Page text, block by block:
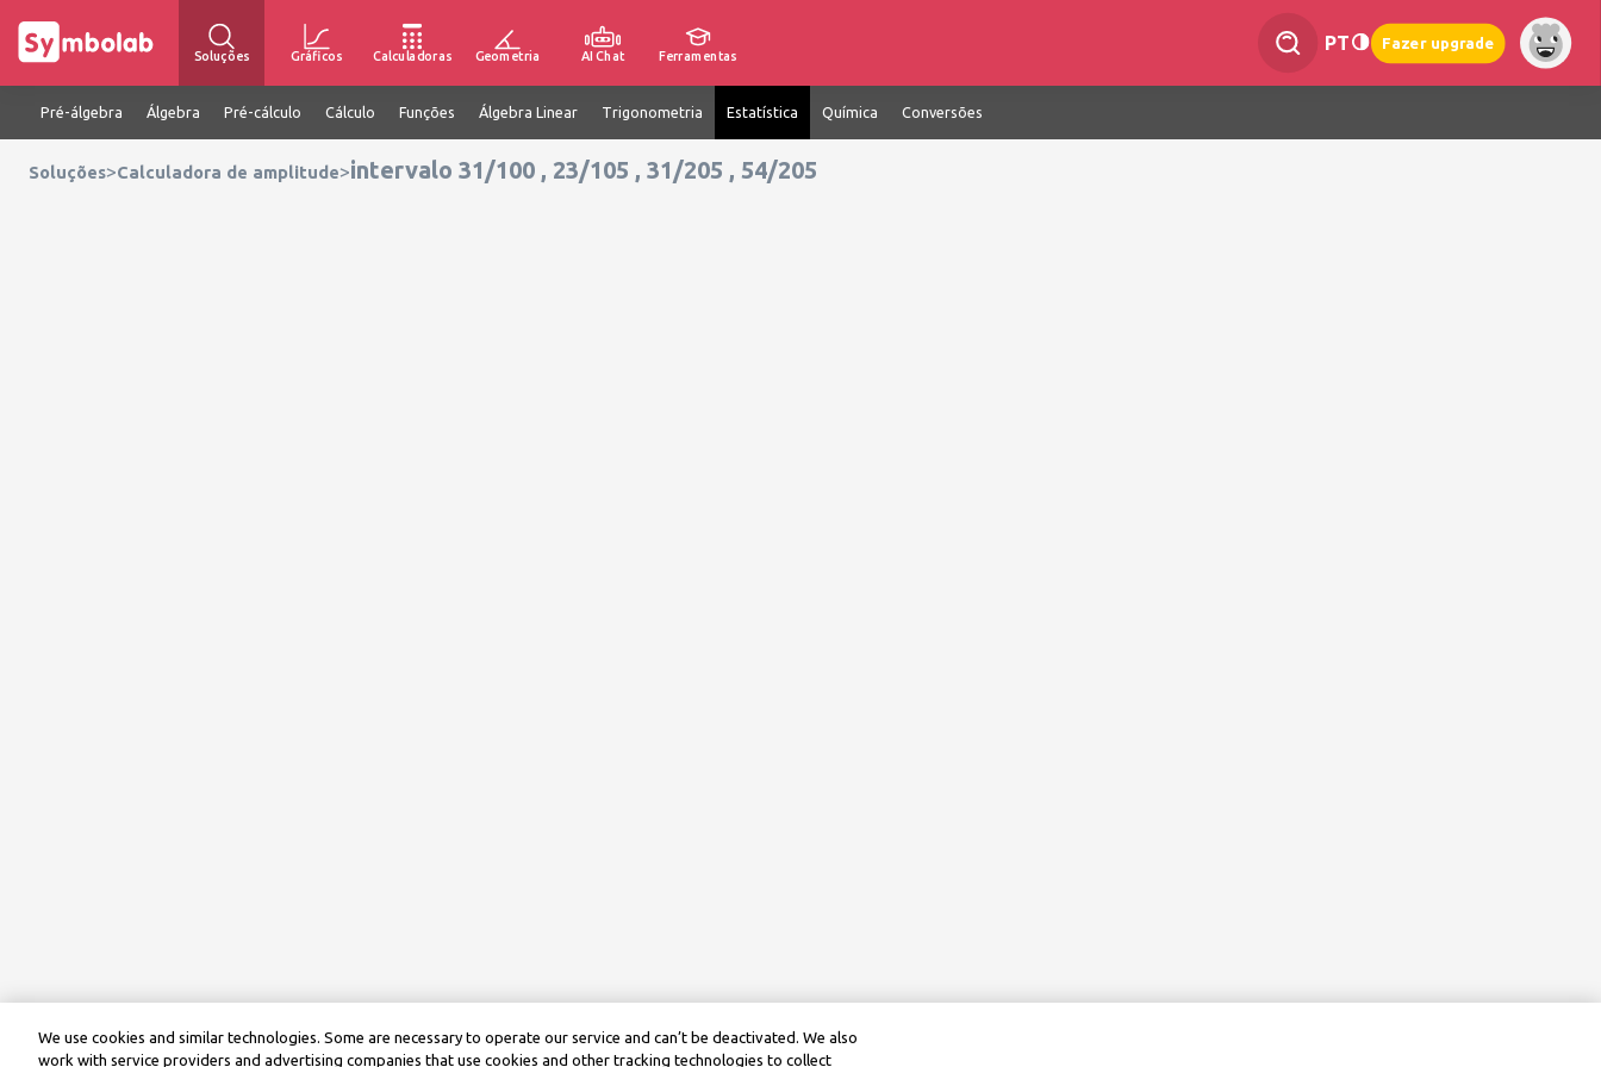
Soluções Gráficos Calculadoras Geometria AI Chat Ferramentas
PT Fazer upgrade
Pré-álgebra Álgebra Pré-cálculo Cálculo Funções Álgebra Linear Trigonometria Estatística Química Conversões
Soluções>Calculadora de amplitude>intervalo 31/100 , 23/105 , 31/205 , 54/205
We use cookies and similar technologies. Some are necessary to operate our service and can’t be deactivated. We also
work with service providers and advertising companies that use cookies and other tracking technologies to collect